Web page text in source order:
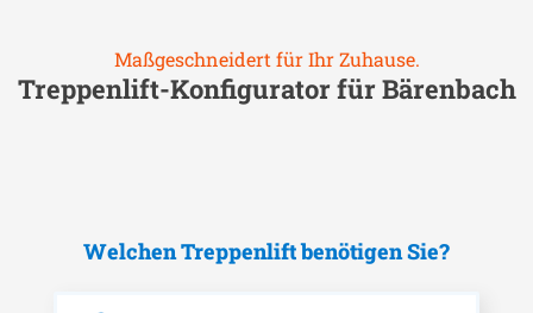
Maßgeschneidert für Ihr Zuhause.
Treppenlift-Konfigurator fürBärenbach
Welchen Treppenlift benötigen Sie?